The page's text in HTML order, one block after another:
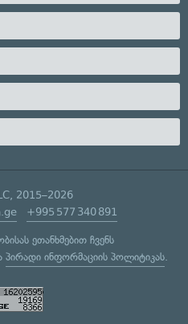
2015–2026
+995 577 340 891
ეთანხმებით ჩვენს
პირადი ინფორმაციის პოლიტიკას.